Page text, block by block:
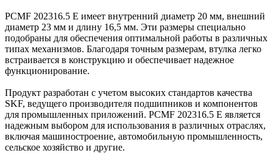
PCMF 202316.5 E имеет внутренний диаметр 20 мм, внешний
диаметр 23 мм и длину 16,5 мм. Эти размеры специально
подобраны для обеспечения оптимальной работы в различных
типах механизмов. Благодаря точным размерам, втулка легко
встраивается в конструкцию и обеспечивает надежное
функционирование.
Продукт разработан с учетом высоких стандартов качества
SKF, ведущего производителя подшипников и компонентов
для промышленных приложений. PCMF 202316.5 E является
надежным выбором для использования в различных отраслях,
включая машиностроение, автомобильную промышленность,
сельское хозяйство и другие.